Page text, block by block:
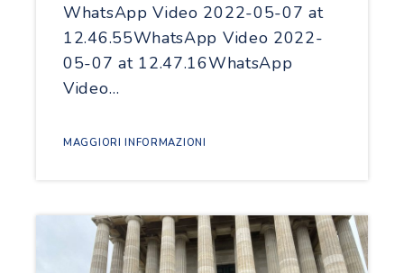
WhatsApp Video 2022-05-07 at
12.46.55WhatsApp Video 2022-
05-07 at 12.47.16WhatsApp
Video…
MAGGIORI INFORMAZIONI